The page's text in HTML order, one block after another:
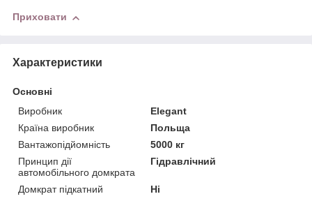
Приховати
Характеристики
Основні
Виробник
Elegant
Країна виробник
Польща
Вантажопідйомність
5000 кг
Принцип дії
автомобільного домкрата
Гідравлічний
Домкрат підкатний
Ні